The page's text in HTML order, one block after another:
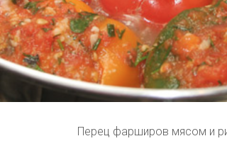
Перец фарширов мясом и